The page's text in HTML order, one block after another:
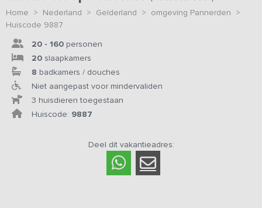
Home > Nederland > Gelderland > omgeving Pannerden >
Huiscode 9887
20 - 160 personen
20 slaapkamers
8 badkamers / douches
Niet aangepast voor mindervaliden
3 huisdieren toegestaan
Huiscode: 9887
Deel dit vakantieadres: